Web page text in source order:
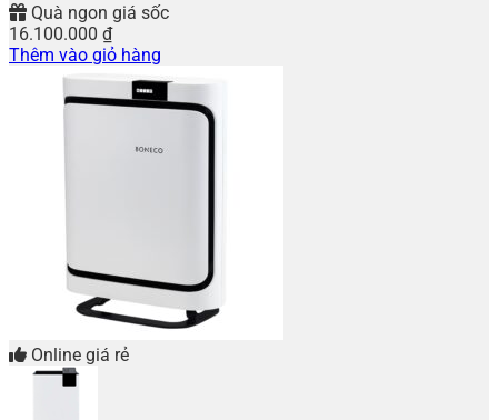
Quà ngon giá sốc
16.100.000 ₫
Thêm vào giỏ hàng
Online giá rẻ